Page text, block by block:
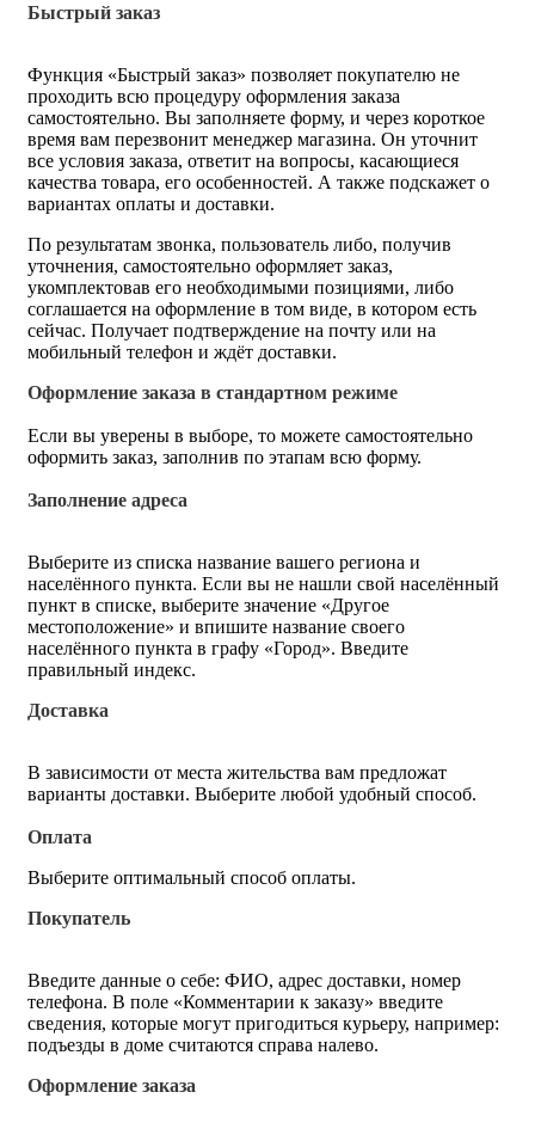
Быстрый заказ
Функция «Быстрый заказ» позволяет покупателю не
проходить всю процедуру оформления заказа
самостоятельно. Вы заполняете форму, и через короткое
время вам перезвонит менеджер магазина. Он уточнит
все условия заказа, ответит на вопросы, касающиеся
качества товара, его особенностей. А также подскажет о
вариантах оплаты и доставки.
По результатам звонка, пользователь либо, получив
уточнения, самостоятельно оформляет заказ,
укомплектовав его необходимыми позициями, либо
соглашается на оформление в том виде, в котором есть
сейчас. Получает подтверждение на почту или на
мобильный телефон и ждёт доставки.
Оформление заказа в стандартном режиме
Если вы уверены в выборе, то можете самостоятельно
оформить заказ, заполнив по этапам всю форму.
Заполнение адреса
Выберите из списка название вашего региона и
населённого пункта. Если вы не нашли свой населённый
пункт в списке, выберите значение «Другое
местоположение» и впишите название своего
населённого пункта в графу «Город». Введите
правильный индекс.
Доставка
В зависимости от места жительства вам предложат
варианты доставки. Выберите любой удобный способ.
Оплата
Выберите оптимальный способ оплаты.
Покупатель
Введите данные о себе: ФИО, адрес доставки, номер
телефона. В поле «Комментарии к заказу» введите
сведения, которые могут пригодиться курьеру, например:
подъезды в доме считаются справа налево.
Оформление заказа